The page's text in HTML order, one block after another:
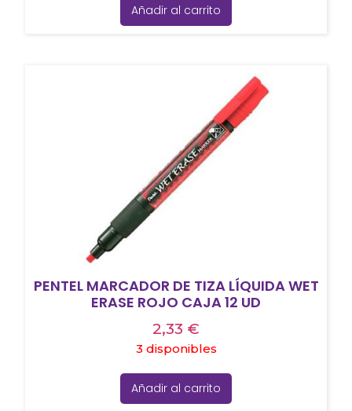
Añadir al carrito
PENTEL MARCADOR DE TIZA LÍQUIDA WET
ERASE ROJO CAJA 12 UD
2,33 €
3 disponibles
Añadir al carrito